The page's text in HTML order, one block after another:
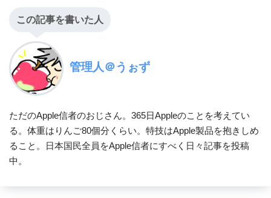
この記事を書いた人
管理人＠うぉず
ただのApple信者のおじさん。365日Appleのことを考えてい
る。体重はりんご80個分くらい。特技はApple製品を抱きしめ
ること。日本国民全員をApple信者にすべく日々記事を投稿
中。